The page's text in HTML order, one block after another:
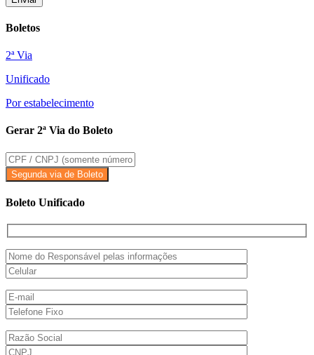
Boletos
2ª Via
Unificado
Por estabelecimento
Gerar 2ª Via do Boleto
Boleto Unificado